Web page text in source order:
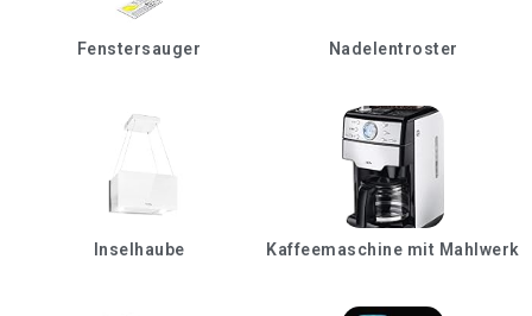
Fenstersauger Nadelentroster
Inselhaube Kaffeemaschine mit Mahlwerk